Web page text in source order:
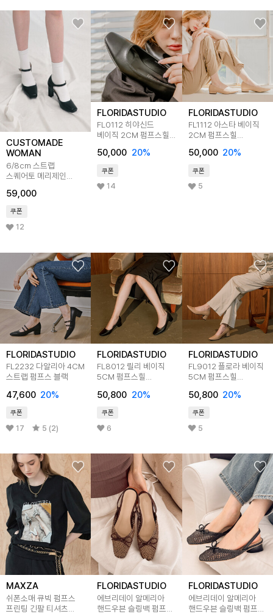
CUSTOMADE
WOMAN
6/8cm 스트랩
스퀘어토 메리제인
CW0010
59,000
쿠폰
12
FLORIDASTUDIO
FL0112 히야신드
베이직 2CM 펌프스힐
50,000 20%
쿠폰
14
FLORIDASTUDIO
FL1112 아스타 베이직
2CM 펌프스힐
50,000 20%
쿠폰
5
FLORIDASTUDIO
FL2232 다알리아 4CM
스트랩 펌프스 블랙
47,600 20%
쿠폰
17 5 (2)
FLORIDASTUDIO
FL8012 릴리 베이직
5CM 펌프스힐
50,800 20%
쿠폰
6
FLORIDASTUDIO
FL9012 플로라 베이직
5CM 펌프스힐
50,800 20%
쿠폰
5
MAXZA
쉬폰소매 큐빅 펌프스
프린팅 긴팔 티셔츠
FLORIDASTUDIO
에브리데이 알메리아
핸드우븐 슬링백 펌프스
FLORIDASTUDIO
에브리데이 알메리아
핸드우븐 슬링백 펌프스